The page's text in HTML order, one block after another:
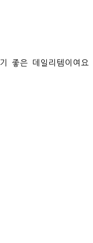
좋은 데일리템이여요